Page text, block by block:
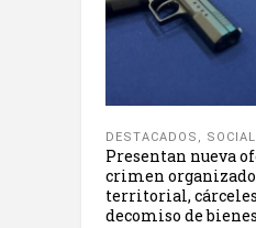
DESTACADOS , SOCIAL
Presentan nueva
crimen
territorial,
decomiso de bienes